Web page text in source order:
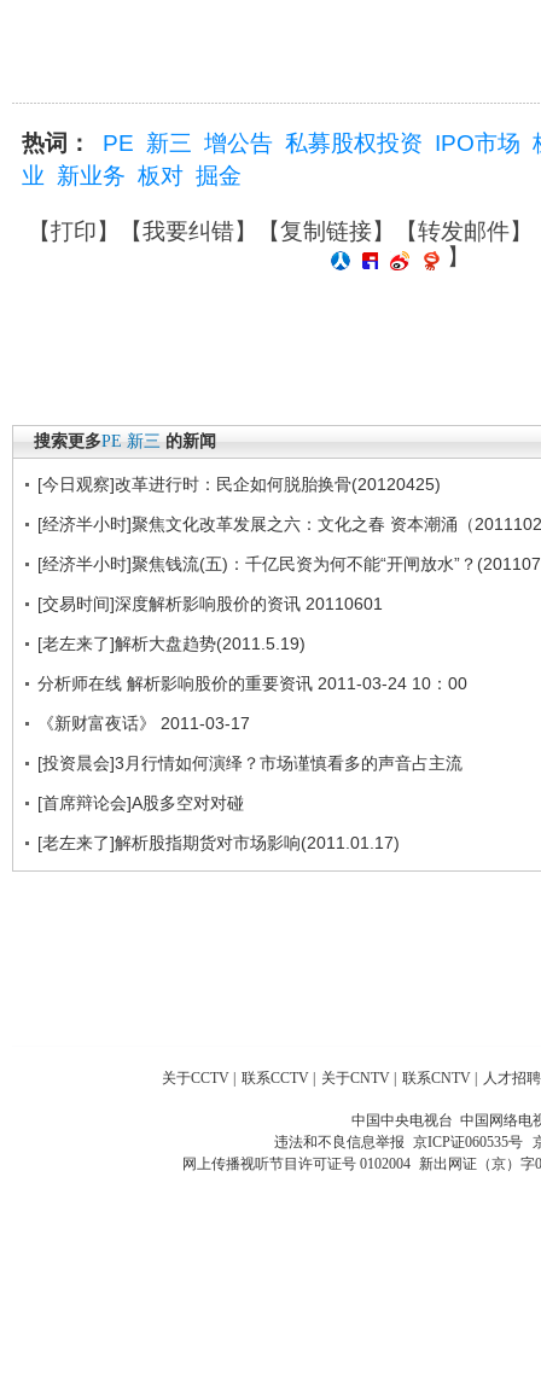
热词： PE 新三 增公告 私募股权投资 IPO市场
业 新业务 板对 掘金
【打印】【我要纠错】【复制链接】【转发邮件】
】
搜索更多PE 新三 的新闻
[今日观察]改革进行时：民企如何脱胎换骨(20120425)
[经济半小时]聚焦文化改革发展之六：文化之春 资本潮涌（
[经济半小时]聚焦钱流(五)：千亿民资为何不能“开闸放水”？
[交易时间]深度解析影响股价的资讯 20110601
[老左来了]解析大盘趋势(2011.5.19)
分析师在线 解析影响股价的重要资讯 2011-03-24 10：00
《新财富夜话》 2011-03-17
[投资晨会]3月行情如何演绎？市场谨慎看多的声音占主流
[首席辩论会]A股多空对对碰
[老左来了]解析股指期货对市场影响(2011.01.17)
关于CCTV 联系CCTV 关于CNTV 联系CNTV 人才招聘
中国中央电视台 中国网络电
违法和不良信息举报 京ICP证060535号
网上传播视听节目许可证号 0102004 新出网证（京）